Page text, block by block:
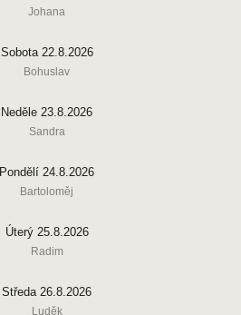
Johana
Sobota 22.8.2026
Bohuslav
Neděle 23.8.2026
Sandra
Pondělí 24.8.2026
Bartoloměj
Úterý 25.8.2026
Radim
Středa 26.8.2026
Luděk